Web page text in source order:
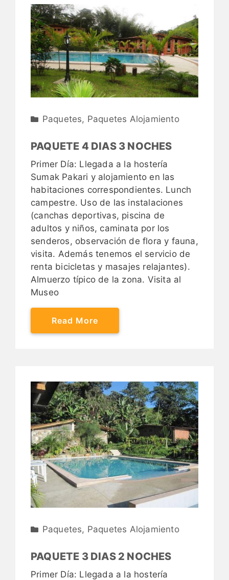
Paquetes, Paquetes Alojamiento
PAQUETE 4 DIAS 3 NOCHES
Primer Día: Llegada a la hostería
Sumak Pakari y alojamiento en las
habitaciones correspondientes. Lunch
campestre. Uso de las instalaciones
(canchas deportivas, piscina de
adultos y niños, caminata por los
senderos, observación de flora y fauna,
visita. Además tenemos el servicio de
renta bicicletas y masajes relajantes).
Almuerzo típico de la zona. Visita al
Museo
Read More
Paquetes, Paquetes Alojamiento
PAQUETE 3 DIAS 2 NOCHES
Primer Día: Llegada a la hostería